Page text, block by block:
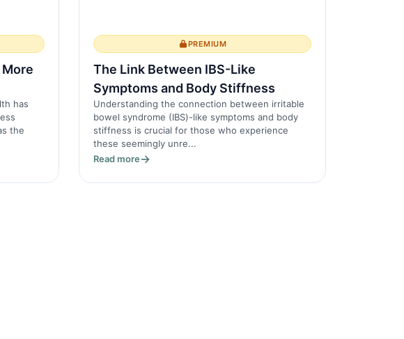
has
the
PREMIUM
The Link Between IBS-Like
Symptoms and Body Stiffness
Understanding the connection between irritable
bowel syndrome (IBS)-like symptoms and body
stiffness is crucial for those who experience
these seemingly unre...
Read more